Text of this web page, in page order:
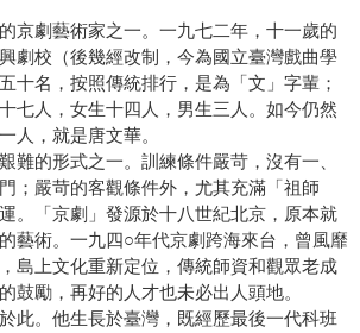
京劇藝術家之一。一九七二年，十一歲的
劇校（後幾經改制，今為國立臺灣戲曲學
十名，按照傳統排行，是為「文」字輩；
七人，女生十四人，男生三人。如今仍然
人，就是唐文華。
難的形式之一。訓練條件嚴苛，沒有一、
；嚴苛的客觀條件外，尤其充滿「祖師
。「京劇」發源於十八世紀北京，原本就
藝術。一九四○年代京劇跨海來台，曾風靡
島上文化重新定位，傳統師資和觀眾老成
鼓勵，再好的人才也未必出人頭地。
此。他生長於臺灣，既經歷最後一代科班